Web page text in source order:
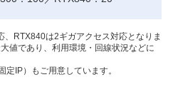
、RTX840は2ギガアクセス対応となりま
値であり、利用環境・回線状況などに
定IP）もご用意しています。